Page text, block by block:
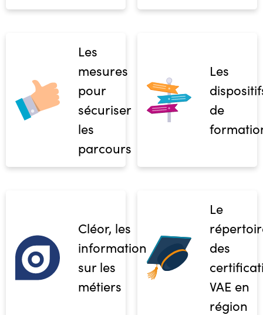
Les
mesures
pour
sécuriser
les
parcours
Les
de
Cléor, les
informations
sur les
métiers
Le
des
VAE en
région